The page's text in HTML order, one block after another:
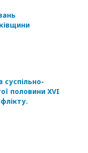
половини XVI